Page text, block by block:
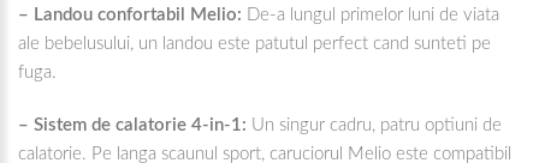
– Landou confortabil Melio: De-a lungul primelor luni de viata
ale bebelusului, un landou este patutul perfect cand sunteti pe
fuga.
– Sistem de calatorie 4-in-1: Un singur cadru, patru optiuni de
calatorie. Pe langa scaunul sport, caruciorul Melio este compatibil